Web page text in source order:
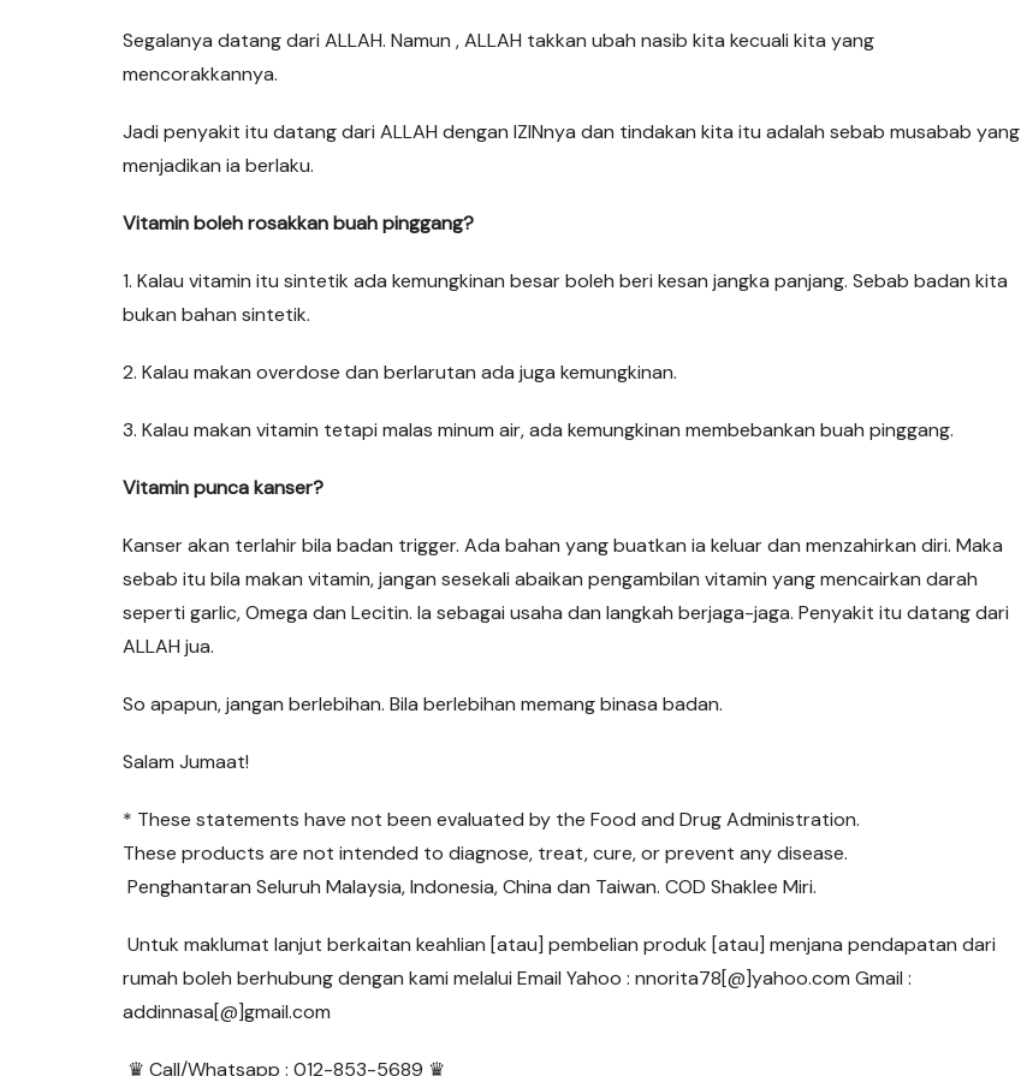
Segalanya datang dari ALLAH. Namun , ALLAH takkan ubah nasib kita kecuali kita yang
mencorakkannya.
Jadi penyakit itu datang dari ALLAH dengan IZINnya dan tindakan kita itu adalah sebab musabab yang
menjadikan ia berlaku.
Vitamin boleh rosakkan buah pinggang?
1. Kalau vitamin itu sintetik ada kemungkinan besar boleh beri kesan jangka panjang. Sebab badan kita
bukan bahan sintetik.
2. Kalau makan overdose dan berlarutan ada juga kemungkinan.
3. Kalau makan vitamin tetapi malas minum air, ada kemungkinan membebankan buah pinggang.
Vitamin punca kanser?
Kanser akan terlahir bila badan trigger. Ada bahan yang buatkan ia keluar dan menzahirkan diri. Maka
sebab itu bila makan vitamin, jangan sesekali abaikan pengambilan vitamin yang mencairkan darah
seperti garlic, Omega dan Lecitin. Ia sebagai usaha dan langkah berjaga-jaga. Penyakit itu datang dari
ALLAH jua.
So apapun, jangan berlebihan. Bila berlebihan memang binasa badan.
Salam Jumaat!
* These statements have not been evaluated by the Food and Drug Administration.
These products are not intended to diagnose, treat, cure, or prevent any disease.
Penghantaran Seluruh Malaysia, Indonesia, China dan Taiwan. COD Shaklee Miri.
Untuk maklumat lanjut berkaitan keahlian [atau] pembelian produk [atau] menjana pendapatan dari
rumah boleh berhubung dengan kami melalui Email Yahoo : nnorita78[@]yahoo.com Gmail :
addinnasa[@]gmail.com
♛ Call/Whatsapp : 012-853-5689 ♛